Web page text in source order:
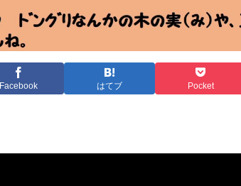
Facebook はてブ Pocket